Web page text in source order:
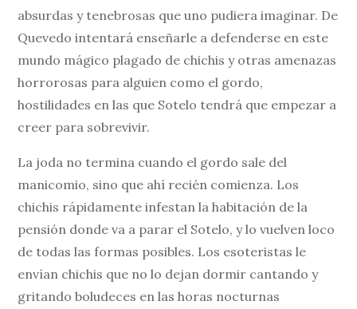
absurdas y tenebrosas que uno pudiera imaginar. De
Quevedo intentará enseñarle a defenderse en este
mundo mágico plagado de chichis y otras amenazas
horrorosas para alguien como el gordo,
hostilidades en las que Sotelo tendrá que empezar a
creer para sobrevivir.
La joda no termina cuando el gordo sale del
manicomio, sino que ahí recién comienza. Los
chichis rápidamente infestan la habitación de la
pensión donde va a parar el Sotelo, y lo vuelven loco
de todas las formas posibles. Los esoteristas le
envían chichis que no lo dejan dormir cantando y
gritando boludeces en las horas nocturnas